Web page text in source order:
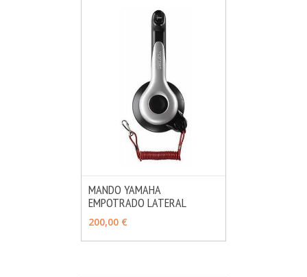
VER OPCIONES
MANDO YAMAHA
EMPOTRADO LATERAL
200,00 €